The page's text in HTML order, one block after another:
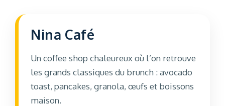
Nina Café
Un coffee shop chaleureux où l’on retrouve
les grands classiques du brunch : avocado
toast, pancakes, granola, œufs et boissons
maison.